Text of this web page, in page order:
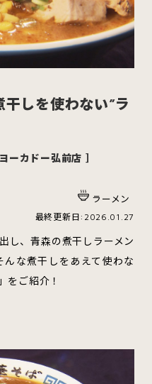
ハンバーガー
すべてのカテゴリをみる
しを使わない”ラ
ーカドー弘前店 ］
ラーメン
最終更新日:2026.01.27
し、青森の煮干しラーメン
な煮干しをあえて使わな
をご紹介！